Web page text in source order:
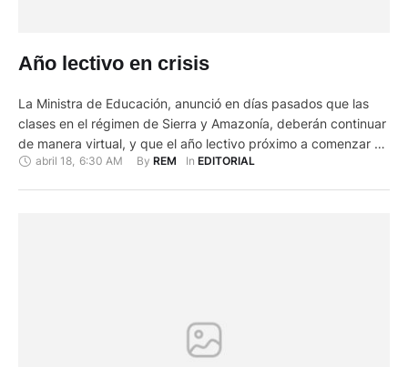
Año lectivo en crisis
La Ministra de Educación, anunció en días pasados que las
clases en el régimen de Sierra y Amazonía, deberán continuar
de manera virtual, y que el año lectivo próximo a comenzar en
la Costa, lo haría también de igual manera, es decir
abril 18 6:30 AM By REM In EDITORIAL